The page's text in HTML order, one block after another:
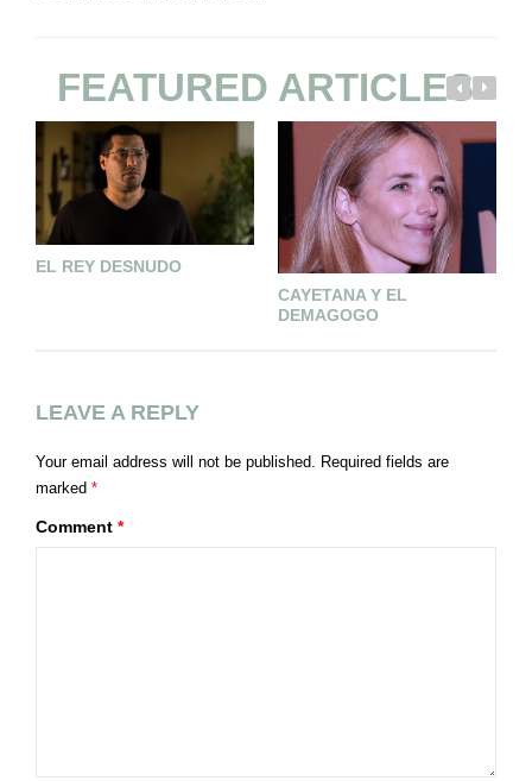
FEATURED ARTICLES
EL REY DESNUDO
CAYETANA Y EL
DEMAGOGO
LEAVE A REPLY
Your email address will not be published. Required fields are
marked *
Comment *